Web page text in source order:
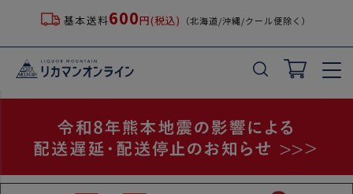
基本送料600円(税込) （北海道/沖縄/クール便除く）